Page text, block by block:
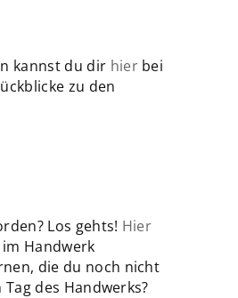
kannst du dir hierbei
zu den
Los gehts! Hier
Handwerk
die du noch nicht
des Handwerks?